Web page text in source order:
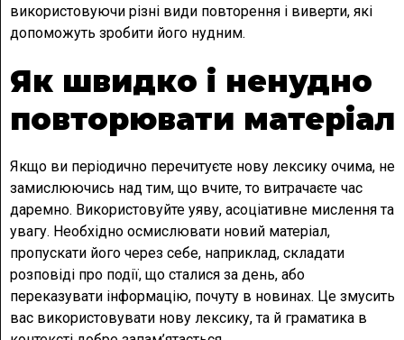
використовуючи різні види повторення і виверти, які
допоможуть зробити його нудним.
Як швидко і ненудно
повторювати матеріал
Якщо ви періодично перечитуєте нову лексику очима, не
замислюючись над тим, що вчите, то витрачаєте час
даремно. Використовуйте уяву, асоціативне мислення та
увагу. Необхідно осмислювати новий матеріал,
пропускати його через себе, наприклад, складати
розповіді про події, що сталися за день, або
переказувати інформацію, почуту в новинах. Це змусить
вас використовувати нову лексику, та й граматика в